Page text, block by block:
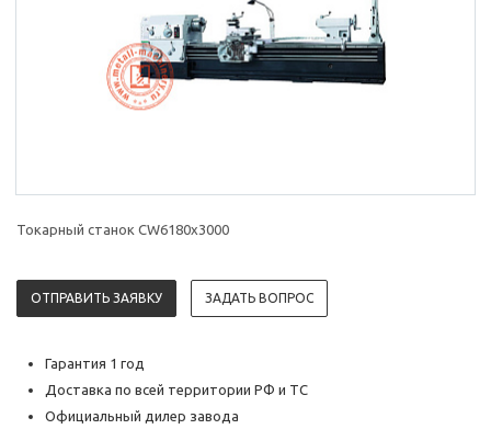
Токарный станок CW6180x3000
ОТПРАВИТЬ ЗАЯВКУ ЗАДАТЬ ВОПРОС
Гарантия 1 год
Доставка по всей территории РФ и ТС
Официальный дилер завода